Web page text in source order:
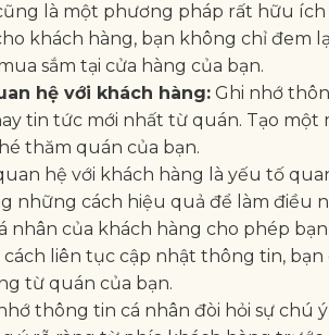
là một phương pháp rất hữu
khách hàng, bạn không chỉ đem
sắm tại cửa hàng của bạn.
hệ với khách hàng: Ghi nhớ
tin tức mới nhất từ quán. Tạo
thăm quán của bạn.
hệ với khách hàng là yếu tố
những cách hiệu quả để làm điều
nhân của khách hàng cho phép
liên tục cập nhật thông tin,
từ quán của bạn.
thông tin cá nhân đòi hỏi sự